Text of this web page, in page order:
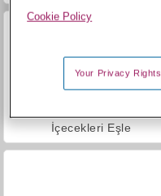
İçecekleri Eşle
Cookie Policy
Your Privacy Rights